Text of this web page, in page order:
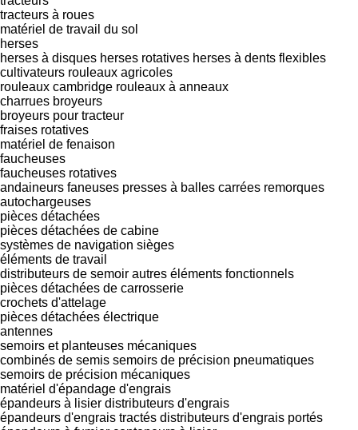
tracteurs à roues
matériel de travail du sol
herses
herses à disques herses rotatives herses à dents flexibles
cultivateurs rouleaux agricoles
rouleaux cambridge rouleaux à anneaux
charrues broyeurs
broyeurs pour tracteur
fraises rotatives
matériel de fenaison
faucheuses
faucheuses rotatives
andaineurs faneuses presses à balles carrées remorques
autochargeuses
pièces détachées
pièces détachées de cabine
systèmes de navigation sièges
éléments de travail
distributeurs de semoir autres éléments fonctionnels
pièces détachées de carrosserie
crochets d'attelage
pièces détachées électrique
antennes
semoirs et planteuses mécaniques
combinés de semis semoirs de précision pneumatiques
semoirs de précision mécaniques
matériel d'épandage d'engrais
épandeurs à lisier distributeurs d'engrais
épandeurs d'engrais tractés distributeurs d'engrais portés